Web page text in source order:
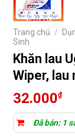
Trang chủ /
Sinh
Khăn lau
Wiper, lau
32.000₫
Đã bán: 1